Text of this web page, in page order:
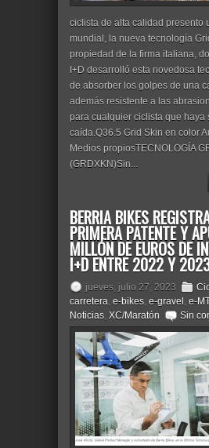
ciclista de alta calidad presento
mundial, la nueva tecnología
propiedad de la firma italiana,
I+D desarrolló esta novedosa
de absorber los golpes de una
además resistente a las
para cualquier ciclista que haya
caída.Q36.5 Grid Skin en color
Medios propiosTECNOLOGÍA
(GRDXKN)Sin...
BERRIA BIKES
PRIMERA PATENTE Y
MILLÓN DE EUROS DE
I+D ENTRE 2022 Y
jueves, julio 27, 2023
carretera, e-bikes, e-gravel , e-
Noticias, XC/Maratón
Sin